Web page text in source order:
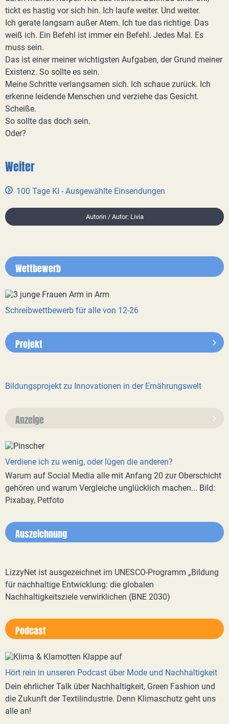
tickt es hastig vor sich hin. Ich laufe weiter. Und weiter.
Ich gerate langsam außer Atem. Ich tue das richtige. Das
weiß ich. Ein Befehl ist immer ein Befehl. Jedes Mal. Es
muss sein.
Das ist einer meiner wichtigsten Aufgaben, der Grund meiner
Existenz. So sollte es sein.
Meine Schritte verlangsamen sich. Ich schaue zurück. Ich
erkenne leidende Menschen und verziehe das Gesicht.
Scheiße.
So sollte das doch sein.
Oder?
Weiter
100 Tage KI - Ausgewählte Einsendungen
Autorin / Autor: Livia
Wettbewerb
Schreibwettbewerb für alle von 12-26
Projekt
Bildungsprojekt zu Innovationen in der Ernährungswelt
Anzeige
Verdiene ich zu wenig, oder lügen die anderen?
Warum auf Social Media alle mit Anfang 20 zur Oberschicht
gehören und warum Vergleiche unglücklich machen... Bild:
Pixabay, Petfoto
Auszeichnung
LizzyNet ist ausgezeichnet im UNESCO-Programm „Bildung
für nachhaltige Entwicklung: die globalen
Nachhaltigkeitsziele verwirklichen (BNE 2030)
Podcast
Hört rein in unseren Podcast über Mode und Nachhaltigkeit
Dein ehrlicher Talk über Nachhaltigkeit, Green Fashion und
die Zukunft der Textilindustrie. Denn Klimaschutz geht uns
alle an!